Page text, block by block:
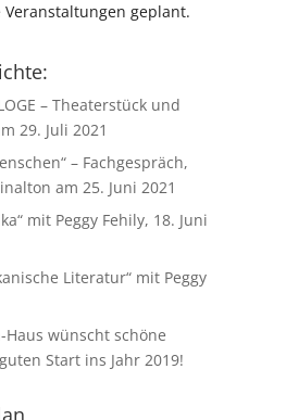
geplant.
– Theaterstück und
29. Juli 2021
– Fachgespräch,
am 25. Juni 2021
mit Peggy Fehily, 18. Juni
Literatur“ mit Peggy
Haus wünscht schöne
Start ins Jahr 2019!